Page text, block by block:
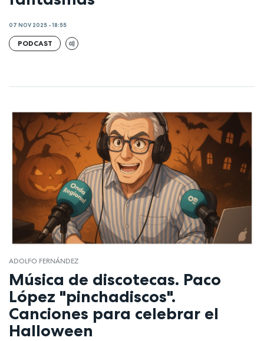
07 NOV 2025 - 18:55
PODCAST
ADOLFO FERNÁNDEZ
Música de discotecas. Paco
López "pinchadiscos".
Canciones para celebrar el
Halloween